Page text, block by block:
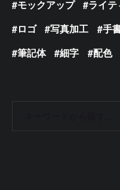
モックアップ
ライテ
ロゴ
写真加工 手
筆記体
細字 配色